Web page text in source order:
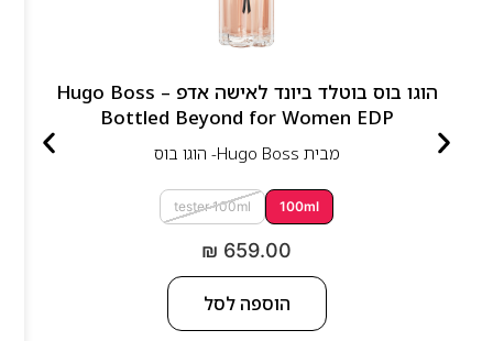
הוגו בוס בוטלד ביונד לאישה אדפ – Hugo Boss
Bottled Beyond for Women EDP
מבית Hugo Boss- הוגו בוס
100ml
tester 100ml
₪ 659.00
הוספה לסל